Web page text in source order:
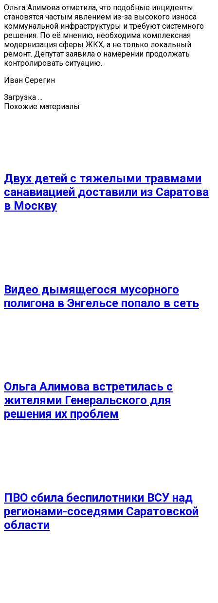
Ольга Алимова отметила, что подобные инциденты
становятся частым явлением из-за высокого износа
коммунальной инфраструктуры и требуют системного
решения. По её мнению, необходима комплексная
модернизация сферы ЖКХ, а не только локальный
ремонт. Депутат заявила о намерении продолжать
контролировать ситуацию.
Иван Серегин
Загрузка ...
Похожие материалы
Двух детей с тяжелыми травмами
санавиацией доставили из Саратова
в Москву
Видео дымящегося мусорного
полигона в Энгельсе попало в сеть
Ольга Алимова встретилась с
жителями Генеральского для
решения их проблем
ПВО сбила беспилотники ВСУ над
регионами-соседями Саратовской
области